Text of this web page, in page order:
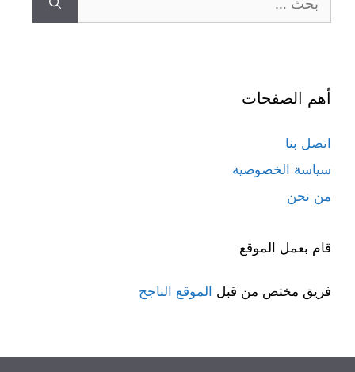
عن:
أهم الصفحات
اتصل بنا
سياسة الخصوصية
من نحن
قام بعمل الموقع
فريق مختص من قبل الموقع الناجح